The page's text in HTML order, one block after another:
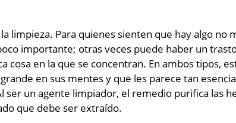
limpieza. Para quienes sienten que hay algo
importante; otras veces puede haber un
cosa en la que se concentran. En ambos tipos,
en sus mentes y que les parece tan
ser un agente limpiador, el remedio purifica las
que debe ser extraído.